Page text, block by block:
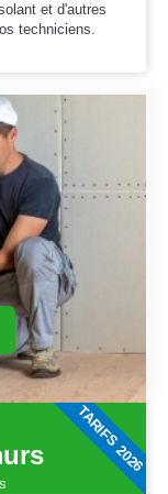
et d'autres
techniciens.
TARIFS 2026